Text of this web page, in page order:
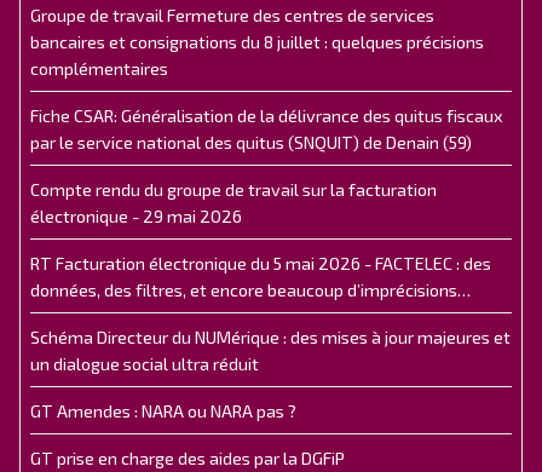
Groupe de travail Fermeture des centres de services
bancaires et consignations du 8 juillet : quelques précisions
complémentaires
Fiche CSAR: Généralisation de la délivrance des quitus fiscaux
par le service national des quitus (SNQUIT) de Denain (59)
Compte rendu du groupe de travail sur la facturation
électronique - 29 mai 2026
RT Facturation électronique du 5 mai 2026 - FACTELEC : des
données, des filtres, et encore beaucoup d’imprécisions…
Schéma Directeur du NUMérique : des mises à jour majeures et
un dialogue social ultra réduit
GT Amendes : NARA ou NARA pas ?
GT prise en charge des aides par la DGFiP